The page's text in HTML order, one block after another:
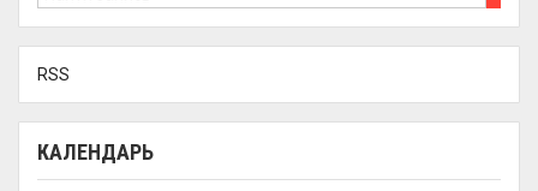
RSS
КАЛЕНДАРЬ